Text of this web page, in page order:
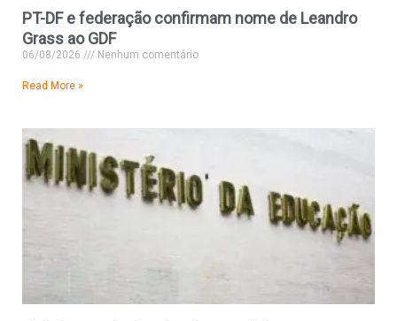
PT-DF e federação confirmam nome de Leandro
Grass ao GDF
06/08/2026 Nenhum comentário
Read More »